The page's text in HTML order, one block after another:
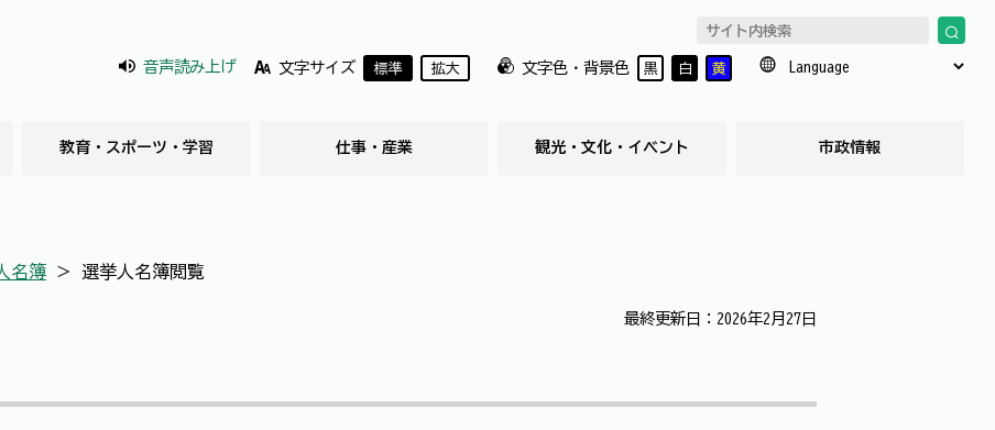
音声読み上げ 文字サイズ 標準 拡大 文字色・背景色 黒 白 黄
教育・スポーツ・学習 仕事・産業 観光・文化・イベント 市政情報
名簿 ＞ 選挙人名簿閲覧
最終更新日：2026年2月27日